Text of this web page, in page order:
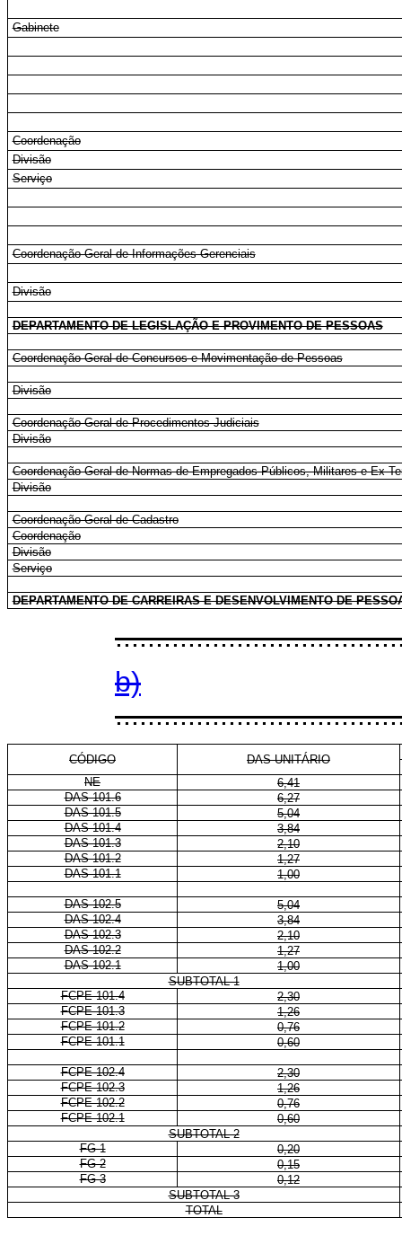
Gabinete
Coordenação
Divisão
Serviço
Coordenação-Geral de Informações Gerenciais
Divisão
DEPARTAMENTO DE LEGISLAÇÃO E PROVIMENTO DE PESSOAS
Coordenação-Geral de Concursos e Movimentação de Pessoas
Divisão
Coordenação-Geral de Procedimentos Judiciais
Divisão
Coordenação-Geral de Normas de Empregados Públicos, Militares e Ex-
Divisão
Coordenação-Geral de Cadastro
Coordenação
Divisão
Serviço
DEPARTAMENTO DE CARREIRAS E DESENVOLVIMENTO DE
b)
CÓDIGO
DAS-UNITÁRIO
NE
6,41
DAS 101.6
6,27
DAS 101.5
5,04
DAS 101.4
3,84
DAS 101.3
2,10
DAS 101.2
1,27
DAS 101.1
1,00
DAS 102.5
5,04
DAS 102.4
3,84
DAS 102.3
2,10
DAS 102.2
1,27
DAS 102.1
1,00
SUBTOTAL 1
FCPE 101.4
2,30
FCPE 101.3
1,26
FCPE 101.2
0,76
FCPE 101.1
0,60
FCPE 102.4
2,30
FCPE 102.3
1,26
FCPE 102.2
0,76
FCPE 102.1
0,60
SUBTOTAL 2
FG-1
0,20
FG-2
0,15
FG-3
0,12
SUBTOTAL 3
TOTAL